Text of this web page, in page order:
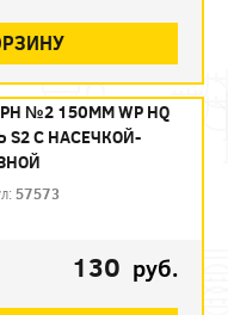
№2 150ММ WP HQ
S2 С НАСЕЧКОЙ-
57573
130 руб.